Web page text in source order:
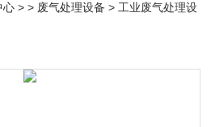
心 > > 废气处理设备 > 工业废气处理设